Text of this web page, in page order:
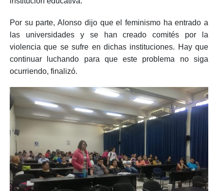
Por su parte, Alonso dijo que el feminismo ha entrado a
las universidades y se han creado comités por la
violencia que se sufre en dichas instituciones. Hay que
continuar luchando para que este problema no siga
ocurriendo, finalizó.